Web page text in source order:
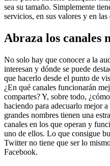
sea su tamaño. Simplemente
servicios, en sus valores y en las
Abraza los canales
No solo hay que conocer a la
interesan y dónde se puede
que hacerlo desde el punto de
¿En qué canales funcionarán
compartes? Y, sobre todo,
haciendo para adecuarlo mejor
grandes nombres tienen una
canales en los que operan y
uno de ellos. Lo que consigue
Twitter no tiene que ser lo
Facebook.